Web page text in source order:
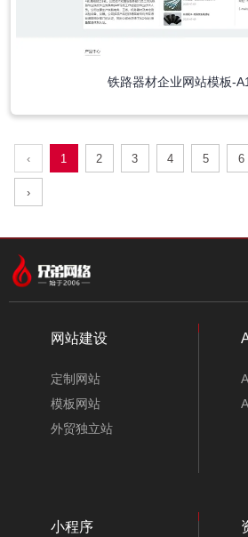
铁路器材企业网站模板-
‹ 1 2 3 4 5 6
›
网站建设
定制网站
模板网站
外贸独立站
小程序